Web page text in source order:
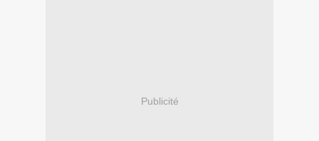
Publicité